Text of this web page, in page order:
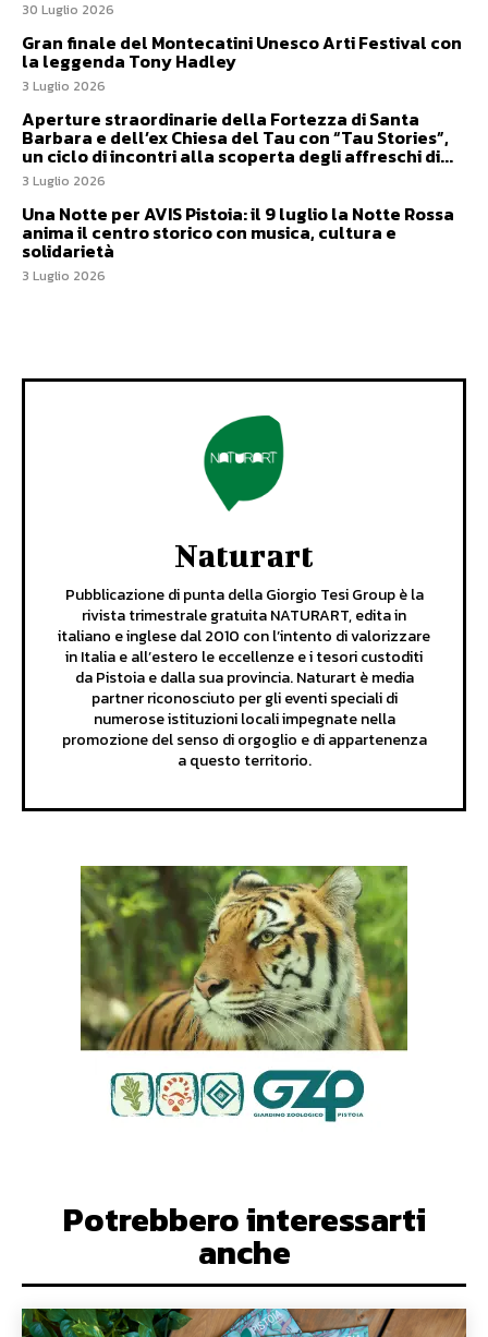
30 Luglio 2026
Gran finale del Montecatini Unesco Arti Festival con
la leggenda Tony Hadley
3 Luglio 2026
Aperture straordinarie della Fortezza di Santa
Barbara e dell’ex Chiesa del Tau con “Tau Stories”,
un ciclo di incontri alla scoperta degli affreschi di...
3 Luglio 2026
Una Notte per AVIS Pistoia: il 9 luglio la Notte Rossa
anima il centro storico con musica, cultura e
solidarietà
3 Luglio 2026
Naturart
Pubblicazione di punta della Giorgio Tesi Group è la
rivista trimestrale gratuita NATURART, edita in
italiano e inglese dal 2010 con l’intento di valorizzare
in Italia e all’estero le eccellenze e i tesori custoditi
da Pistoia e dalla sua provincia. Naturart è media
partner riconosciuto per gli eventi speciali di
numerose istituzioni locali impegnate nella
promozione del senso di orgoglio e di appartenenza
a questo territorio.
Potrebbero interessarti
anche